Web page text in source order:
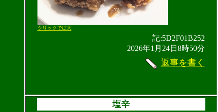
クリックで拡大
記:5D2F01B252
2026年1月24日8時50分
返事を書く
塩辛